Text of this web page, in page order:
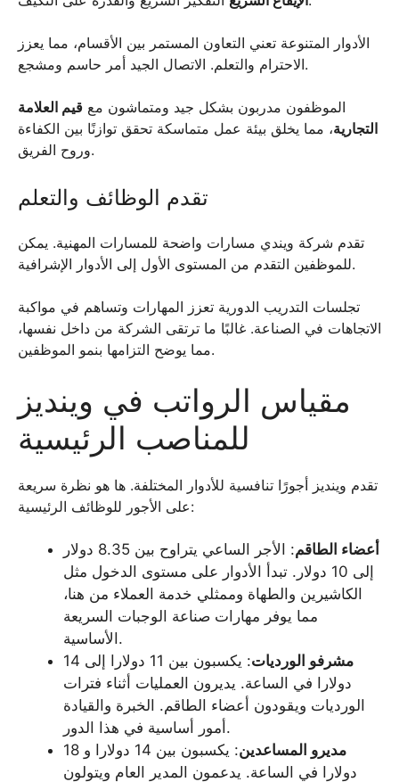
الأدوار المتنوعة تعني التعاون المستمر بين الأقسام، مما يعزز
الاحترام والتعلم. الاتصال الجيد أمر حاسم ومشجع.
الموظفون مدربون بشكل جيد ومتماشون مع قيم العلامة
التجارية، مما يخلق بيئة عمل متماسكة تحقق توازنًا بين الكفاءة
وروح الفريق.
تقدم الوظائف والتعلم
تقدم شركة ويندي مسارات واضحة للمسارات المهنية. يمكن
للموظفين التقدم من المستوى الأول إلى الأدوار الإشرافية.
تجلسات التدريب الدورية تعزز المهارات وتساهم في مواكبة
الاتجاهات في الصناعة. غالبًا ما ترتقى الشركة من داخل نفسها،
مما يوضح التزامها بنمو الموظفين.
مقياس الرواتب في وينديز
للمناصب الرئيسية
تقدم وينديز أجورًا تنافسية للأدوار المختلفة. ها هو نظرة سريعة
على الأجور للوظائف الرئيسية:
أعضاء الطاقم
: الأجر الساعي يتراوح بين 8.35 دولار
إلى 10 دولار. تبدأ الأدوار على مستوى الدخول مثل
الكاشيرين والطهاة وممثلي خدمة العملاء من هنا،
مما يوفر مهارات صناعة الوجبات السريعة
الأساسية.
مشرفو الورديات
: يكسبون بين 11 دولارا إلى 14
دولارا في الساعة. يديرون العمليات أثناء فترات
الورديات ويقودون أعضاء الطاقم. الخبرة والقيادة
أمور أساسية في هذا الدور.
مديرو المساعدين
: يكسبون بين 14 دولارا و 18
دولارا في الساعة. يدعمون المدير العام ويتولون